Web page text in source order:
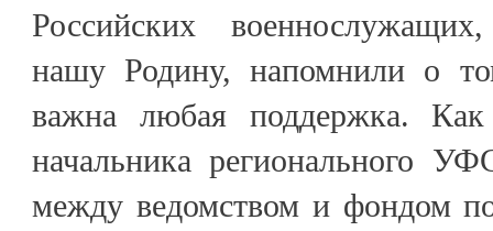
Российских
нашу Родину, напомнили о
важна любая поддержка. Как
начальника регионального
между ведомством и фондом